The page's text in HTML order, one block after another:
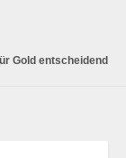
Gold entscheidend